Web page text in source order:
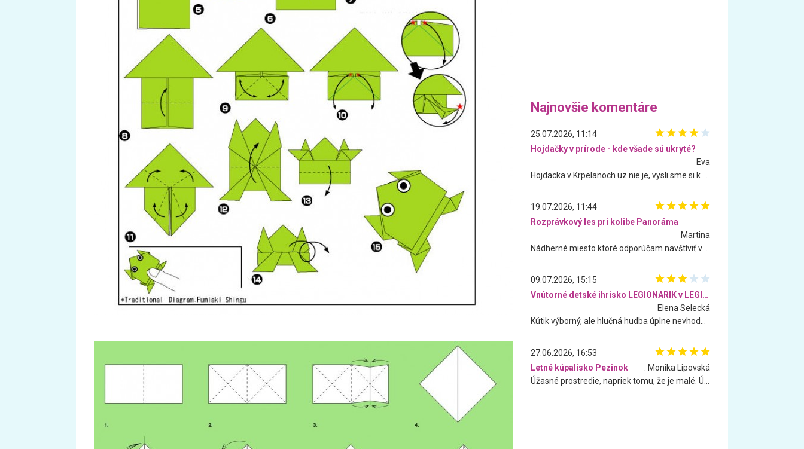
Najnovšie komentáre
25.07.2026, 11:14
Hojdačky v prírode - kde všade sú ukryté?
Eva
19.07.2026, 11:44
Rozprávkový les pri kolibe Panoráma
Martina
09.07.2026, 15:15
Vnútorné detské ihrisko LEGIONARIK v LEGIA Fitness
Elena Selecká
27.06.2026, 16:53
Letné kúpalisko Pezinok
. Monika Lipovská